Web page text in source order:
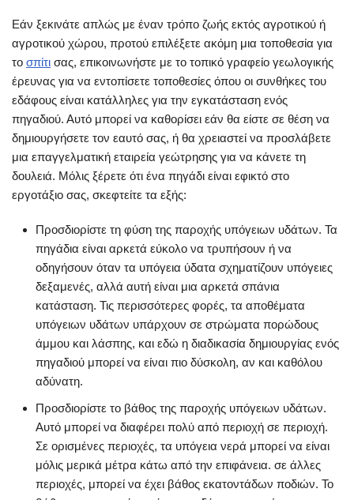
Εάν ξεκινάτε απλώς με έναν τρόπο ζωής εκτός αγροτικού ή
αγροτικού χώρου, προτού επιλέξετε ακόμη μια τοποθεσία για
το σπίτι σας, επικοινωνήστε με το τοπικό γραφείο γεωλογικής
έρευνας για να εντοπίσετε τοποθεσίες όπου οι συνθήκες του
εδάφους είναι κατάλληλες για την εγκατάσταση ενός
πηγαδιού. Αυτό μπορεί να καθορίσει εάν θα είστε σε θέση να
δημιουργήσετε τον εαυτό σας, ή θα χρειαστεί να προσλάβετε
μια επαγγελματική εταιρεία γεώτρησης για να κάνετε τη
δουλειά. Μόλις ξέρετε ότι ένα πηγάδι είναι εφικτό στο
εργοτάξιο σας, σκεφτείτε τα εξής:
Προσδιορίστε τη φύση της παροχής υπόγειων υδάτων. Τα
πηγάδια είναι αρκετά εύκολο να τρυπήσουν ή να
οδηγήσουν όταν τα υπόγεια ύδατα σχηματίζουν υπόγειες
δεξαμενές, αλλά αυτή είναι μια αρκετά σπάνια
κατάσταση. Τις περισσότερες φορές, τα αποθέματα
υπόγειων υδάτων υπάρχουν σε στρώματα πορώδους
άμμου και λάσπης, και εδώ η διαδικασία δημιουργίας ενός
πηγαδιού μπορεί να είναι πιο δύσκολη, αν και καθόλου
αδύνατη.
Προσδιορίστε το βάθος της παροχής υπόγειων υδάτων.
Αυτό μπορεί να διαφέρει πολύ από περιοχή σε περιοχή.
Σε ορισμένες περιοχές, τα υπόγεια νερά μπορεί να είναι
μόλις μερικά μέτρα κάτω από την επιφάνεια. σε άλλες
περιοχές, μπορεί να έχει βάθος εκατοντάδων ποδιών. Το